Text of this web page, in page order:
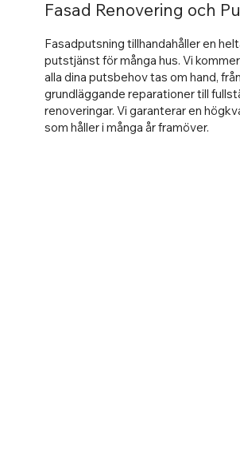
Fasadputsning tillhandahåller en
putstjänst för många hus. Vi
alla dina putsbehov tas om hand, från
grundläggande reparationer till
renoveringar. Vi garanterar en
som håller i många år framöver.
Fasad Renovering och